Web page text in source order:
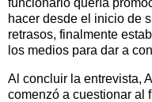
hacer desde el inicio de
retrasos, finalmente
los medios para dar a
Al concluir la entrevista,
comenzó a cuestionar al